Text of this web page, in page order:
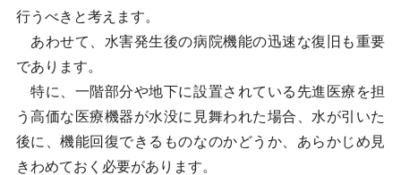
行うべきと考えます。
あわせて、水害発生後の病院機能の迅速な復旧も重要
であります。
特に、一階部分や地下に設置されている先進医療を担
う高価な医療機器が水没に見舞われた場合、水が引いた
後に、機能回復できるものなのかどうか、あらかじめ見
きわめておく必要があります。